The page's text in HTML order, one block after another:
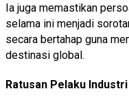
Ia juga memastikan
selama ini menjadi
secara bertahap guna
destinasi global.
Ratusan Pelaku Industri